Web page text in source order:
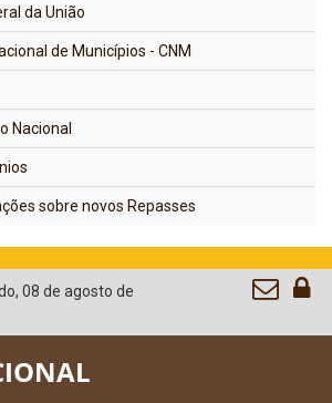
da União
de Municípios - CNM
Nacional
sobre novos Repasses
, 08 de agosto de